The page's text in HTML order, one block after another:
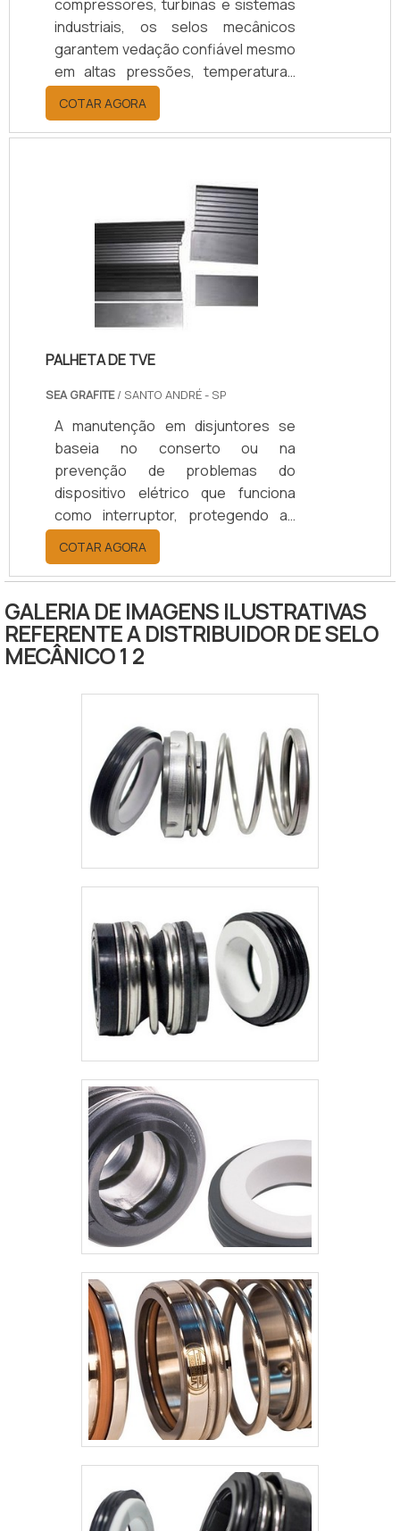
compressores, turbinas e sistemas
industriais, os selos mecânicos
garantem vedação confiável mesmo
em altas pressões, temperaturas
elevadas e fluidos agressivos.
Oferecem redução de vazamentos,
maior durabilidade e eficiência
custo de manutenção e maior
segurança. Com 25 anos de
experiência, suporte técnico
especializado, certificação ISO 9001
e opções de personalização,
asseguramos o selo ideal para cada
COTAR AGORA
PALHETA DE TVE
SEA GRAFITE/ SANTO ANDRÉ - SP
A manutenção em disjuntores se
baseia no conserto ou na
prevenção de problemas do
dispositivo elétrico que funciona
como interruptor, protegendo as
instalações elétricas contra danos
gerados por sobrecargas. Ou seja,
a manutenção é requisitada
normalmente por empresas de
grande porte, fábricas, prédios e
até mesmos clientes comuns em
instalações ou evitá-los. CONHEÇA
REAÇÃOUma empresa de
manutenção de disjuntor em SP
oferece o serviço.
COTAR AGORA
GALERIA DE IMAGENS ILUSTRATIVAS
REFERENTE A DISTRIBUIDOR DE SELO
MECÂNICO 1 2